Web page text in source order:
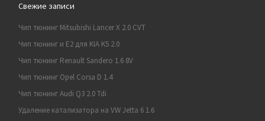
Свежие записи
Чип тюнинг Mitsubishi Lancer X 2.0 CVT
Чип тюнинг и E2 для KIA K5 2.0
Чип тюнинг Renault Sandero 1.6 8V
Чип тюнинг Opel Corsa D 1.4
Чип тюнинг Audi Q3 2.0 Tdi
Удаление катализатора на VW Jetta 6 1.6